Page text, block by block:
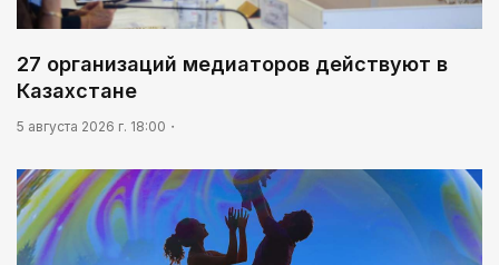
27 организаций медиаторов действуют в
Казахстане
5 августа 2026 г. 18:00